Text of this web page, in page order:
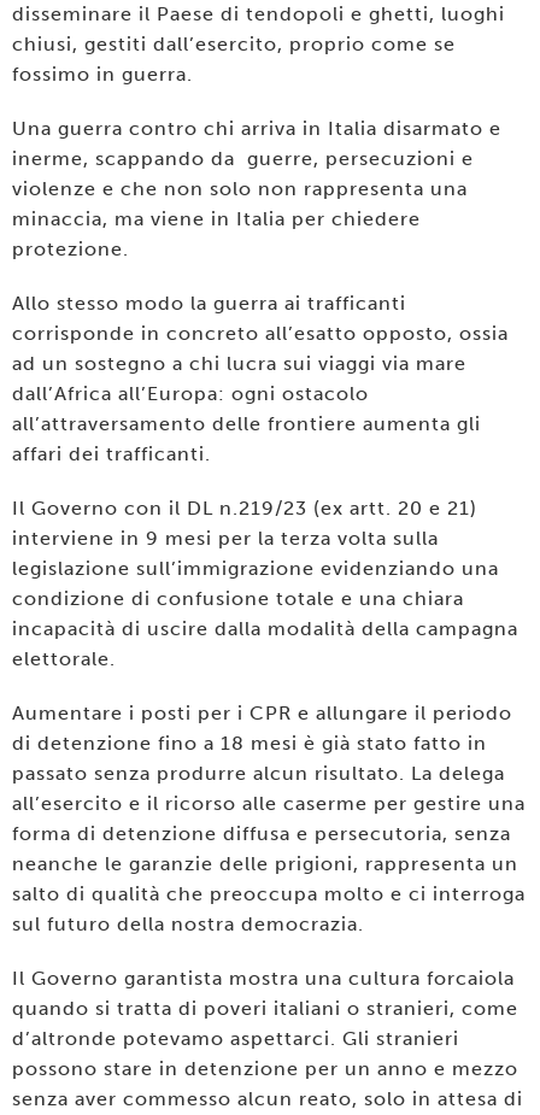
disseminare il Paese di tendopoli e ghetti, luoghi
chiusi, gestiti dall’esercito, proprio come se
fossimo in guerra.
Una guerra contro chi arriva in Italia disarmato e
inerme, scappando da guerre, persecuzioni e
violenze e che non solo non rappresenta una
minaccia, ma viene in Italia per chiedere
protezione.
Allo stesso modo la guerra ai trafficanti
corrisponde in concreto all’esatto opposto, ossia
ad un sostegno a chi lucra sui viaggi via mare
dall’Africa all’Europa: ogni ostacolo
all’attraversamento delle frontiere aumenta gli
affari dei trafficanti.
Il Governo con il DL n.219/23 (ex artt. 20 e 21)
interviene in 9 mesi per la terza volta sulla
legislazione sull’immigrazione evidenziando una
condizione di confusione totale e una chiara
incapacità di uscire dalla modalità della campagna
elettorale.
Aumentare i posti per i CPR e allungare il periodo
di detenzione fino a 18 mesi è già stato fatto in
passato senza produrre alcun risultato. La delega
all’esercito e il ricorso alle caserme per gestire una
forma di detenzione diffusa e persecutoria, senza
neanche le garanzie delle prigioni, rappresenta un
salto di qualità che preoccupa molto e ci interroga
sul futuro della nostra democrazia.
Il Governo garantista mostra una cultura forcaiola
quando si tratta di poveri italiani o stranieri, come
d’altronde potevamo aspettarci. Gli stranieri
possono stare in detenzione per un anno e mezzo
senza aver commesso alcun reato, solo in attesa di